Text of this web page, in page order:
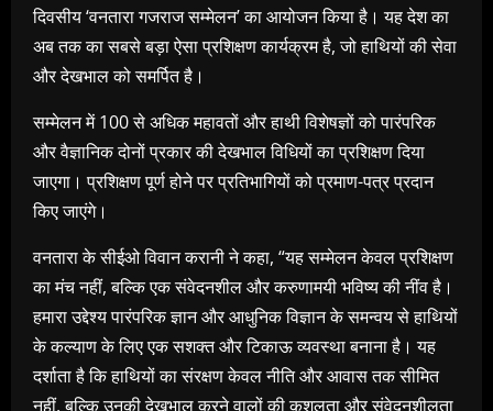
दिवसीय ‘वनतारा गजराज सम्मेलन’ का आयोजन किया है। यह देश का
अब तक का सबसे बड़ा ऐसा प्रशिक्षण कार्यक्रम है, जो हाथियों की सेवा
और देखभाल को समर्पित है।
सम्मेलन में 100 से अधिक महावतों और हाथी विशेषज्ञों को पारंपरिक
और वैज्ञानिक दोनों प्रकार की देखभाल विधियों का प्रशिक्षण दिया
जाएगा। प्रशिक्षण पूर्ण होने पर प्रतिभागियों को प्रमाण-पत्र प्रदान
किए जाएंगे।
वनतारा के सीईओ विवान करानी ने कहा, “यह सम्मेलन केवल प्रशिक्षण
का मंच नहीं, बल्कि एक संवेदनशील और करुणामयी भविष्य की नींव है।
हमारा उद्देश्य पारंपरिक ज्ञान और आधुनिक विज्ञान के समन्वय से हाथियों
के कल्याण के लिए एक सशक्त और टिकाऊ व्यवस्था बनाना है। यह
दर्शाता है कि हाथियों का संरक्षण केवल नीति और आवास तक सीमित
नहीं, बल्कि उनकी देखभाल करने वालों की कुशलता और संवेदनशीलता